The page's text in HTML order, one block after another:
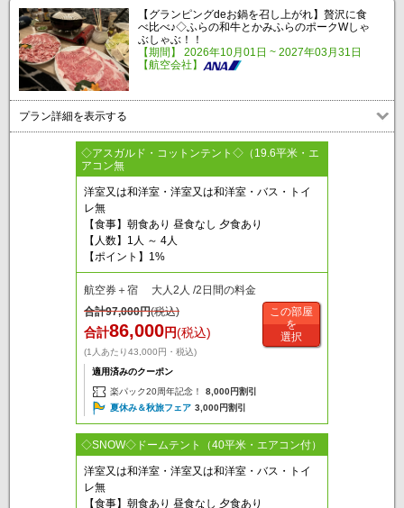
【グランピングdeお鍋を召し上がれ】贅沢に食
べ比べ♪◇ふらの和牛とかみふらのポークWしゃ
ぶしゃぶ！！
【期間】 2026年10月01日 ~ 2027年03月31日
【航空会社】
プラン詳細を表示する
◇アスガルド・コットンテント◇（19.6平米・エ
アコン無
洋室又は和洋室・洋室又は和洋室・バス・トイ
レ無
【食事】朝食あり 昼食なし 夕食あり
【人数】1人 ～ 4人
【ポイント】1%
航空券＋宿 大人2人 /2日間の料金
合計97,000円(税込)
合計86,000円(税込)
(1人あたり43,000円・税込)
適用済みのクーポン
楽パック20周年記念！
8,000円割引
夏休み＆秋旅フェア 3,000円割引
この部屋
を
選択
◇SNOW◇ドームテント（40平米・エアコン付）
洋室又は和洋室・洋室又は和洋室・バス・トイ
レ無
【食事】朝食あり 昼食なし 夕食あり